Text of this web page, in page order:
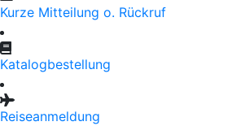
Kurze Mitteilung o. Rückruf
Katalogbestellung
Reiseanmeldung